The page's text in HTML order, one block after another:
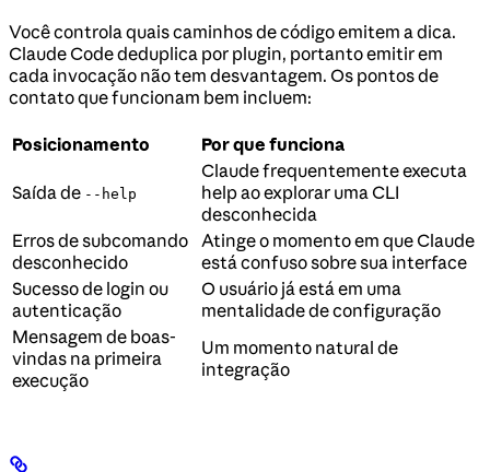
Você controla quais caminhos de código emitem a dica.
Claude Code deduplica por plugin, portanto emitir em
cada invocação não tem desvantagem. Os pontos de
contato que funcionam bem incluem:
Posicionamento Por que funciona
Saída de --help
Claude frequentemente executa
help ao explorar uma CLI
desconhecida
Erros de subcomando
desconhecido
Atinge o momento em que Claude
está confuso sobre sua interface
Sucesso de login ou
autenticação
O usuário já está em uma
mentalidade de configuração
Mensagem de boas-
vindas na primeira
execução
Um momento natural de
integração